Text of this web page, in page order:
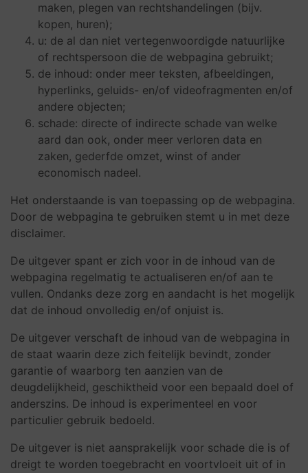
maken, plegen van rechtshandelingen (bijv.
kopen, huren);
u: de al dan niet vertegenwoordigde natuurlijke
of rechtspersoon die de webpagina gebruikt;
de inhoud: onder meer teksten, afbeeldingen,
hyperlinks, geluids- en/of videofragmenten en/of
andere objecten;
schade: directe of indirecte schade van welke
aard dan ook, onder meer verloren data en
zaken, gederfde omzet, winst of ander
economisch nadeel.
Het onderstaande is van toepassing op de webpagina.
Door de webpagina te gebruiken stemt u in met deze
disclaimer.
De uitgever spant er zich voor in de inhoud van de
webpagina regelmatig te actualiseren en/of aan te
vullen. Ondanks deze zorg en aandacht is het mogelijk
dat de inhoud onvolledig en/of onjuist is.
De uitgever verschaft de inhoud van de webpagina in
de staat waarin deze zich feitelijk bevindt, zonder
garantie of waarborg ten aanzien van de
deugdelijkheid, geschiktheid voor een bepaald doel of
anderszins. De inhoud is experimenteel en voor
particulier gebruik bedoeld.
De uitgever is niet aansprakelijk voor schade die is of
dreigt te worden toegebracht en voortvloeit uit of in